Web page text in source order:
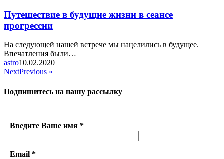
Путешествие в будущие жизни в сеансе
прогрессии
На следующей нашей встрече мы нацелились в будущее.
Впечатления были…
astro10.02.2020
NextPrevious »
Подпишитесь на нашу рассылку
Введите Ваше имя *
Email *